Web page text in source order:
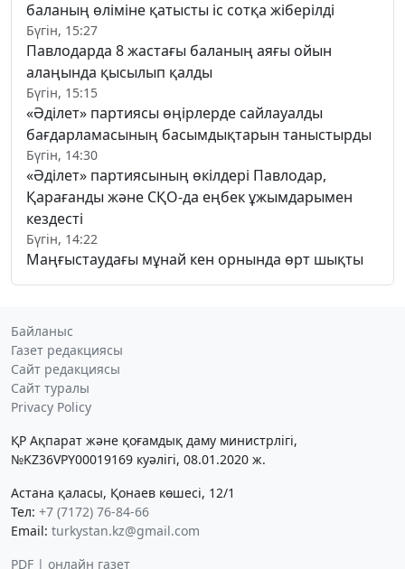
баланың өліміне қатысты іс сотқа жіберілді
Бүгін, 15:27
Павлодарда 8 жастағы баланың аяғы ойын
алаңында қысылып қалды
Бүгін, 15:15
«Әділет» партиясы өңірлерде сайлауалды
бағдарламасының басымдықтарын таныстырды
Бүгін, 14:30
«Әділет» партиясының өкілдері Павлодар,
Қарағанды және СҚО-да еңбек ұжымдарымен
кездесті
Бүгін, 14:22
Маңғыстаудағы мұнай кен орнында өрт шықты
Байланыс
Газет редакциясы
Сайт редакциясы
Сайт туралы
Privacy Policy
ҚР Ақпарат және қоғамдық даму министрлігі,
№KZ36VPY00019169 куәлігі, 08.01.2020 ж.
Астана қаласы, Қонаев көшесі, 12/1
Тел: +7 (7172) 76-84-66
Email: turkystan.kz@gmail.com
PDF | онлайн газет